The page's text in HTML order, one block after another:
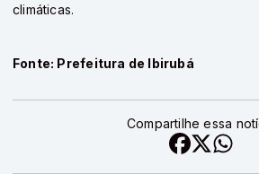
climáticas.
Fonte: Prefeitura de Ibirubá
Compartilhe essa